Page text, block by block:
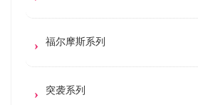
福尔摩斯系列
突袭系列